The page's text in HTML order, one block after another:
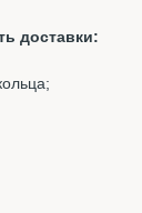
доставки: